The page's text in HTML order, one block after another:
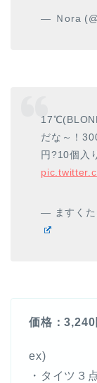
— Ｎora
だな～！
円?10個入
— ますく
価格：3,240
ex)
・タイツ３